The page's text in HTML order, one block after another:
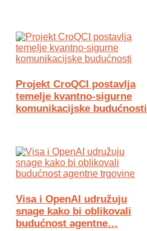
Projekt CroQCI postavlja
temelje kvantno-sigurne
komunikacijske budućnosti
Visa i OpenAI udružuju
snage kako bi oblikovali
budućnost agentne…